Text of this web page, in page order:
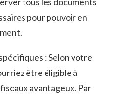
pour pouvoir en‍
: Selon ​votre
être éligible à
avantageux. Par